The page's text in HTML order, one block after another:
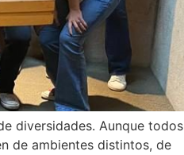
diversidades. Aunque todos
de ambientes distintos, de